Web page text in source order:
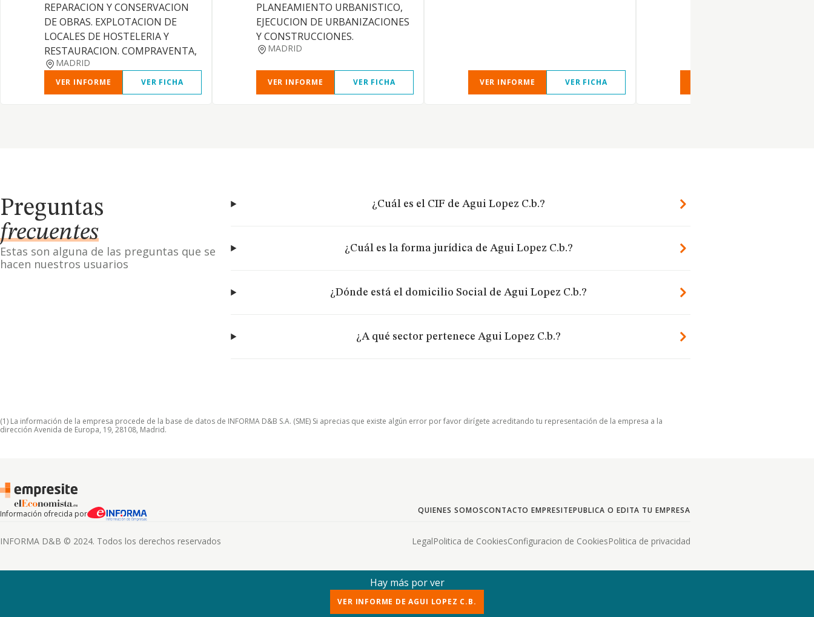
REPARACION Y CONSERVACION
DE OBRAS. EXPLOTACION DE
LOCALES DE HOSTELERIA Y
RESTAURACION. COMPRAVENTA,
MADRID
VER INFORME VER FICHA
PLANEAMIENTO URBANISTICO,
EJECUCION DE URBANIZACIONES
Y CONSTRUCCIONES.
MADRID
VER INFORME VER FICHA VER INFORME VER FICHA
Preguntas
frecuentes
Estas son alguna de las preguntas que se
hacen nuestros usuarios
¿Cuál es el CIF de Agui Lopez C.b.?
¿Cuál es la forma jurídica de Agui Lopez C.b.?
¿Dónde está el domicilio Social de Agui Lopez C.b.?
¿A qué sector pertenece Agui Lopez C.b.?
(1) La información de la empresa procede de la base de datos de INFORMA D&B S.A. (SME) Si aprecias que existe algún error por favor dirígete acreditando tu representación de la empresa a la
dirección Avenida de Europa, 19, 28108, Madrid.
Información ofrecida por QUIENES SOMOSCONTACTO EMPRESITEPUBLICA O EDITA TU EMPRESA
INFORMA D&B © 2024. Todos los derechos reservados LegalPolitica de CookiesConfiguracion de CookiesPolitica de privacidad
Hay más por ver
VER INFORME DE AGUI LOPEZ C.B.